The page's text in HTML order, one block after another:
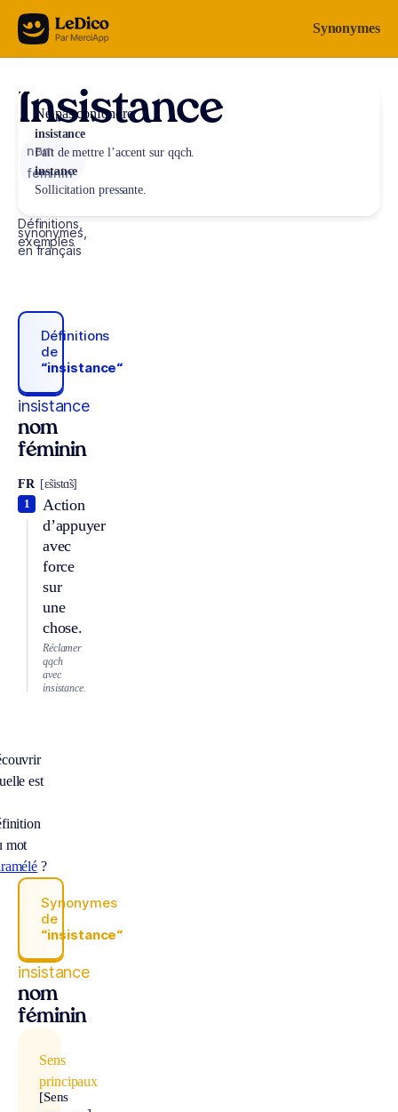
Aller au contenu Synonymes
Insistance
nom
féminin
Définitions,
synonymes,
exemples
en français
Définitions
de
“insistance“
insistance
nom
féminin
FR [ɛ̃sistɑ̃s]
Action
d’appuyer
avec
force
sur
une
chose.
1
Réclamer
qqch
avec
insistance.
est
mot
?
Synonymes
de
“insistance“
insistance
nom
féminin
Sens
principaux
[Sens
Ne pas confondre
insistance
Fait de mettre l’accent sur qqch.
instance
Sollicitation pressante.